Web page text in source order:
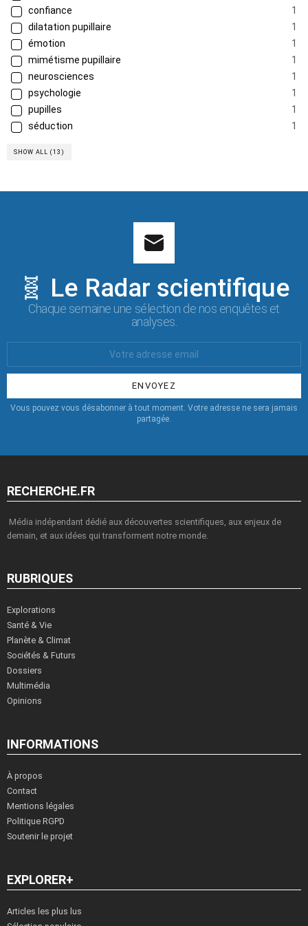
confiance
1
dilatation pupillaire
1
émotion
1
mimétisme pupillaire
1
neurosciences
1
psychologie
1
pupilles
1
séduction
1
SHOW ALL (13)
🧬 Le Radar scientifique
Chaque semaine une sélection de nos enquêtes et
analyses.
:
Vous pouvez vous désabonner à tout moment. Votre adresse ne sera jamais
partagée.
RECHERCHE.FR
Média indépendant dédié aux découvertes scientifiques, aux enjeux de
demain, et aux idées qui transforment notre monde.
RUBRIQUES
Explorations
Santé & Vie
Planète & Climat
Sociétés & Futurs
Dossiers
Multimédia
Opinions
INFORMATIONS
À propos
Contact
Mentions légales
Politique RGPD
Soutenir le projet
EXPLORER+
Articles les plus lus